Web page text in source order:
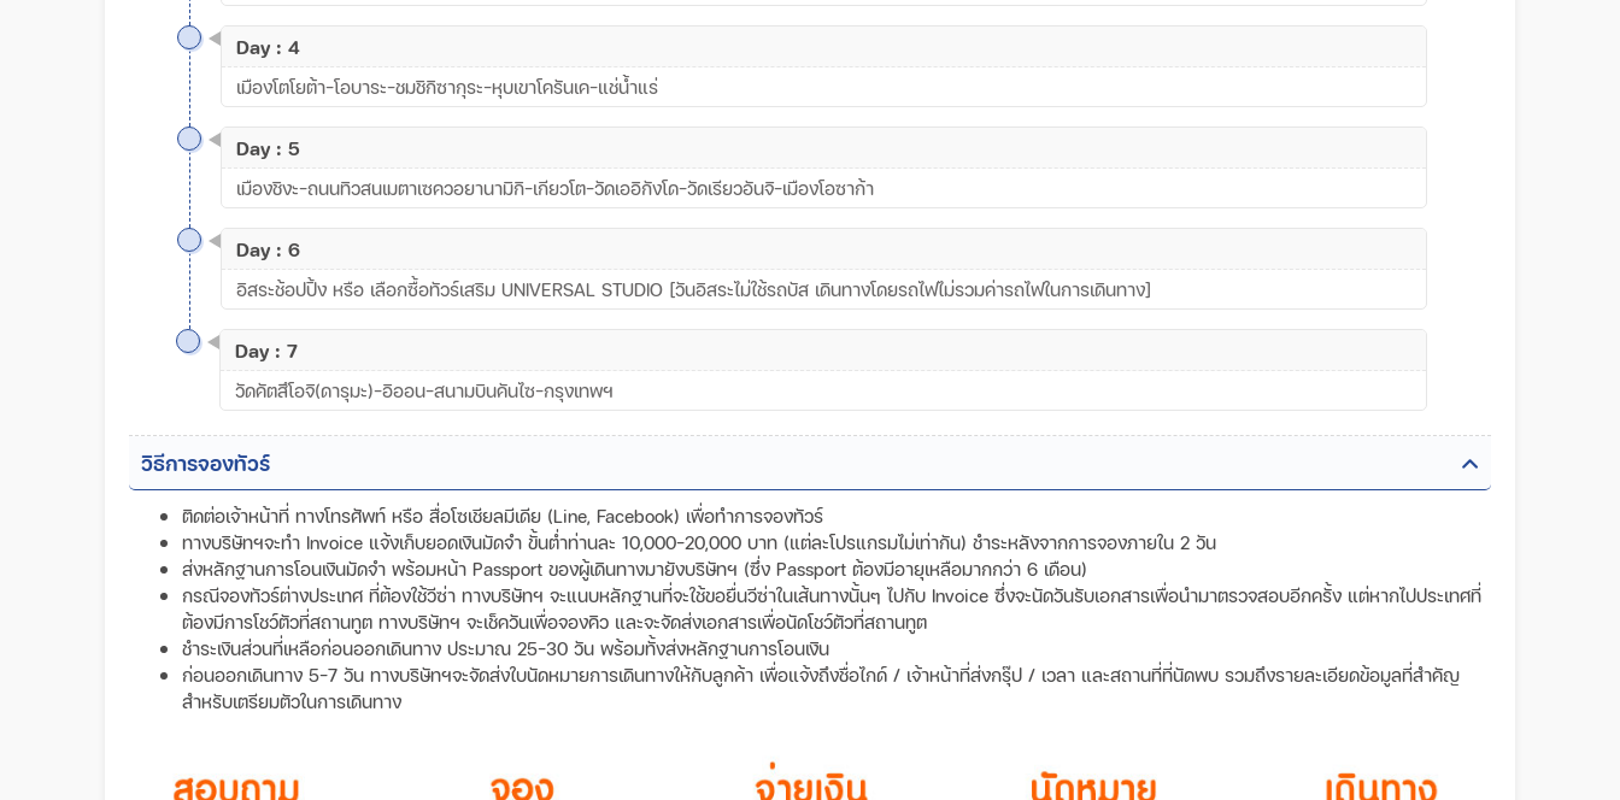
Day : 4
เมืองโตโยต้า-โอบาระ-ชมชิกิซากุระ-หุบเขาโครันเค-แช่น้ำแร่
Day : 5
เมืองชิงะ-ถนนทิวสนเมตาเซควอยานามิกิ-เกียวโต-วัดเออิกังโด-วัดเรียวอันจิ-เมืองโอซาก้า
Day : 6
อิสระช้อปปิ้ง หรือ เลือกซื้อทัวร์เสริม UNIVERSAL STUDIO [วันอิสระไม่ใช้รถบัส เดินทางโดยรถไฟไม่รวมค่ารถไฟในการเดินทาง]
Day : 7
วัดคัตสึโอจิ(ดารุมะ)-อิออน-สนามบินคันไซ-กรุงเทพฯ
วิธีการจองทัวร์
ติดต่อเจ้าหน้าที่ ทางโทรศัพท์ หรือ สื่อโซเชียลมีเดีย (Line, Facebook) เพื่อทำการจองทัวร์
ทางบริษัทฯจะทำ Invoice แจ้งเก็บยอดเงินมัดจำ ขั้นต่ำท่านละ 10,000-20,000 บาท (แต่ละโปรแกรมไม่เท่ากัน) ชำระหลังจากการจองภายใน 2 วัน
ส่งหลักฐานการโอนเงินมัดจำ พร้อมหน้า Passport ของผู้เดินทางมายังบริษัทฯ (ซึ่ง Passport ต้องมีอายุเหลือมากกว่า 6 เดือน)
กรณีจองทัวร์ต่างประเทศ ที่ต้องใช้วีซ่า ทางบริษัทฯ จะแนบหลักฐานที่จะใช้ขอยื่นวีซ่าในเส้นทางนั้นๆ ไปกับ Invoice ซึ่งจะนัดวันรับเอกสารเพื่อนำมาตรวจสอบอีกครั้ง แต่หากไปประเทศที่
ต้องมีการโชว์ตัวที่สถานทูต ทางบริษัทฯ จะเช็ควันเพื่อจองคิว และจะจัดส่งเอกสารเพื่อนัดโชว์ตัวที่สถานทูต
ชำระเงินส่วนที่เหลือก่อนออกเดินทาง ประมาณ 25-30 วัน พร้อมทั้งส่งหลักฐานการโอนเงิน
ก่อนออกเดินทาง 5-7 วัน ทางบริษัทฯจะจัดส่งใบนัดหมายการเดินทางให้กับลูกค้า เพื่อแจ้งถึงชื่อไกด์ / เจ้าหน้าที่ส่งกรุ๊ป / เวลา และสถานที่ที่นัดพบ รวมถึงรายละเอียดข้อมูลที่สำคัญ
สำหรับเตรียมตัวในการเดินทาง